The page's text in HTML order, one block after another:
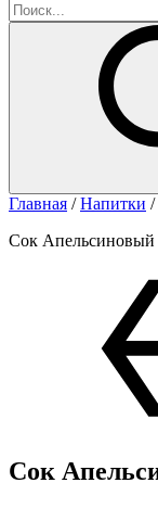
Главная / Напитки /
Сок Апельсиновый
Сок